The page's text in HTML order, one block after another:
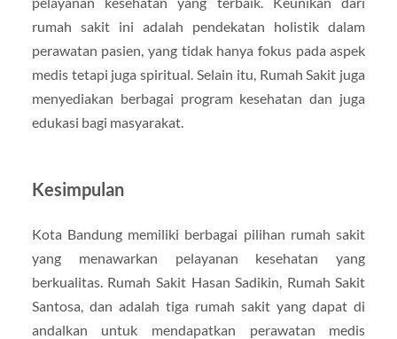
rumah sakit ini adalah pendekatan holistik dalam
perawatan pasien, yang tidak hanya fokus pada aspek
medis tetapi juga spiritual. Selain itu, Rumah Sakit juga
menyediakan berbagai program kesehatan dan juga
edukasi bagi masyarakat.
Kesimpulan
Kota Bandung memiliki berbagai pilihan rumah sakit
yang menawarkan pelayanan kesehatan yang
berkualitas. Rumah Sakit Hasan Sadikin, Rumah Sakit
Santosa, dan adalah tiga rumah sakit yang dapat di
andalkan untuk mendapatkan perawatan medis